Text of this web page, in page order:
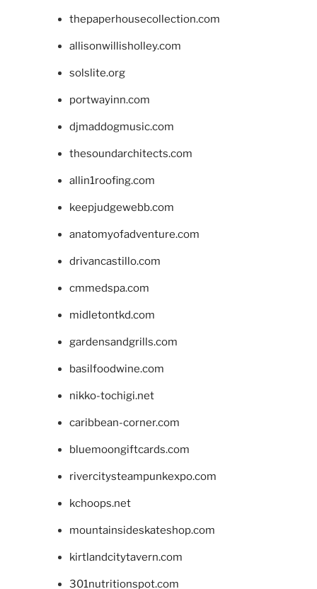
thepaperhousecollection.com
allisonwillisholley.com
solslite.org
portwayinn.com
djmaddogmusic.com
thesoundarchitects.com
allin1roofing.com
keepjudgewebb.com
anatomyofadventure.com
drivancastillo.com
cmmedspa.com
midletontkd.com
gardensandgrills.com
basilfoodwine.com
nikko-tochigi.net
caribbean-corner.com
bluemoongiftcards.com
rivercitysteampunkexpo.com
kchoops.net
mountainsideskateshop.com
kirtlandcitytavern.com
301nutritionspot.com